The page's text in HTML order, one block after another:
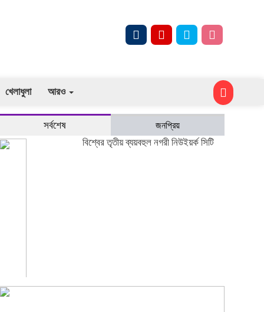
খেলাধুলা আরও
সর্বশেষ জনপ্রিয়
বিশ্বের তৃতীয় ব্যয়বহুল নগরী নিউইয়র্ক সিটি